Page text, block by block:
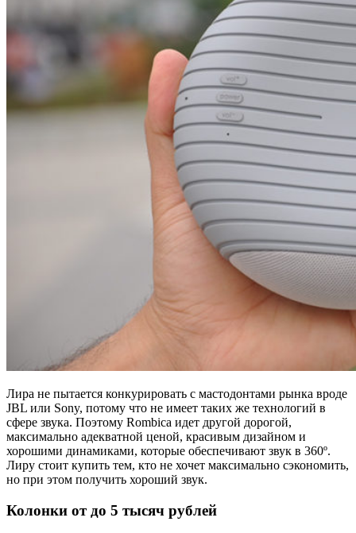
Лира не пытается конкурировать с мастодонтами рынка вроде
JBL или Sony, потому что не имеет таких же технологий в
сфере звука. Поэтому Rombica идет другой дорогой,
максимально адекватной ценой, красивым дизайном и
хорошими динамиками, которые обеспечивают звук в 360º.
Лиру стоит купить тем, кто не хочет максимально сэкономить,
но при этом получить хороший звук.
Колонки от до 5 тысяч рублей